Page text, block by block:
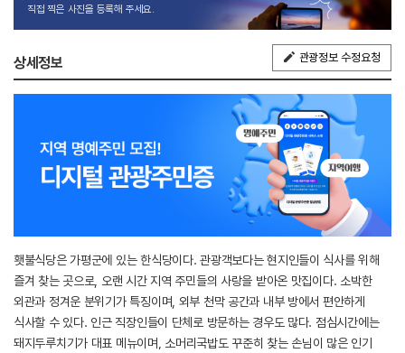
직접 찍은 사진을 등록해 주세요.
상세정보 관광정보 수정요청
횃불식당은 가평군에 있는 한식당이다. 관광객보다는 현지인들이 식사를 위해
즐겨 찾는 곳으로, 오랜 시간 지역 주민들의 사랑을 받아온 맛집이다. 소박한
외관과 정겨운 분위기가 특징이며, 외부 천막 공간과 내부 방에서 편안하게
식사할 수 있다. 인근 직장인들이 단체로 방문하는 경우도 많다. 점심시간에는
돼지두루치기가 대표 메뉴이며, 소머리국밥도 꾸준히 찾는 손님이 많은 인기